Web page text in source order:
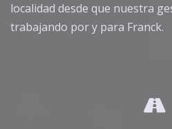
localidad desde que nuestra
trabajando por y para Franck.